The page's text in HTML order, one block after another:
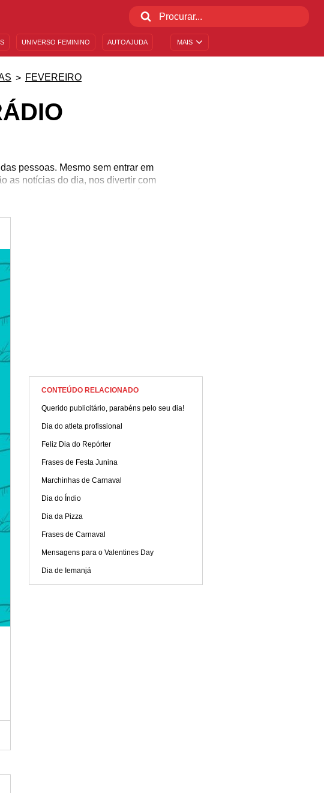
MAIS
UNIVERSO FEMININO AUTOAJUDA
FEVEREIRO
pessoas. Mesmo sem entrar em
as notícias do dia, nos divertir com
mandar um bom-dia para alguém,
muito relevante para a história. No
e encante-se com o que
CONTEÚDO RELACIONADO
Querido publicitário, parabéns pelo seu dia!
Dia do atleta profissional
Feliz Dia do Repórter
Frases de Festa Junina
Marchinhas de Carnaval
Dia do Índio
Dia da Pizza
Frases de Carnaval
Mensagens para o Valentines Day
Dia de Iemanjá